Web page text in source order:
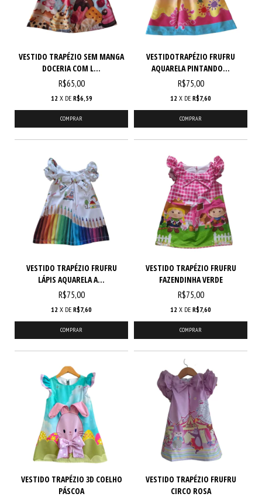
VESTIDO TRAPÉZIO SEM MANGA
DOCERIA COM L...
R$65,00
12 X DE R$6,59
COMPRAR
VESTIDOTRAPÉZIO FRUFRU
AQUARELA PINTANDO...
R$75,00
12 X DE R$7,60
COMPRAR
VESTIDO TRAPÉZIO FRUFRU
LÁPIS AQUARELA A...
R$75,00
12 X DE R$7,60
COMPRAR
VESTIDO TRAPÉZIO FRUFRU
FAZENDINHA VERDE
R$75,00
12 X DE R$7,60
COMPRAR
VESTIDO TRAPÉZIO 3D COELHO
PÁSCOA
VESTIDO TRAPÉZIO FRUFRU
CIRCO ROSA